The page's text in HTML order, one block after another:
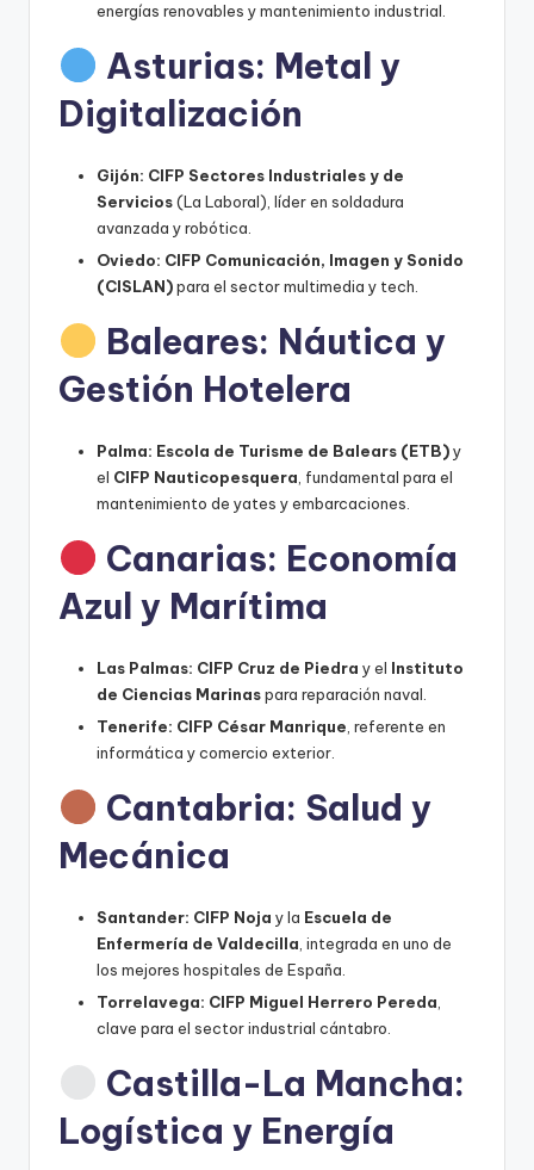
energías renovables y mantenimiento industrial.
Asturias: Metal y
Digitalización
Gijón: CIFP Sectores Industriales y de
Servicios(La Laboral), líder en soldadura
avanzada y robótica.
Oviedo: CIFP Comunicación, Imagen y Sonido
(CISLAN)para el sector multimedia y tech.
Baleares: Náutica y
Gestión Hotelera
Palma: Escola de Turisme de Balears (ETB)y
el CIFP Nauticopesquera , fundamental para el
mantenimiento de yates y embarcaciones.
Canarias: Economía
Azul y Marítima
Las Palmas: CIFP Cruz de Piedra y el Instituto
de Ciencias Marinaspara reparación naval.
Tenerife: CIFP César Manrique, referente en
informática y comercio exterior.
Cantabria: Salud y
Mecánica
Santander: CIFP Noja y la Escuela de
Enfermería de Valdecilla, integrada en uno de
los mejores hospitales de España.
Torrelavega: CIFP Miguel Herrero Pereda,
clave para el sector industrial cántabro.
Castilla-La Mancha:
Logística y Energía